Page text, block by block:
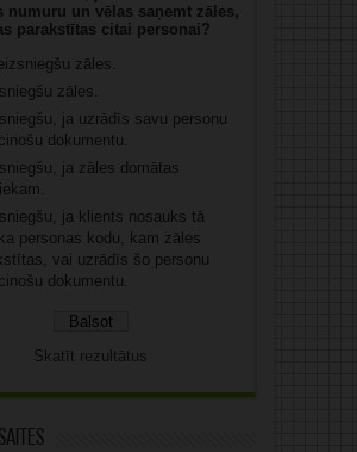
numuru un vēlas saņemt zāles,
parakstītas citai personai?
zāles.
zāles.
ja uzrādīs savu personu
dokumentu.
ja zāles domātas
ja klients nosauks tā
personas kodu, kam zāles
vai uzrādīs šo personu
dokumentu.
Skatīt rezultātus